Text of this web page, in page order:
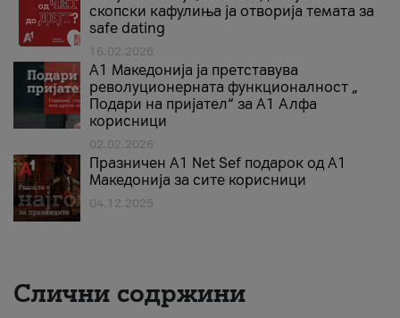
скопски кафулиња ја отворија темата за
safe dating
16.02.2026
А1 Македонија ја претставува
револуционерната функционалност „
Подари на пријател“ за А1 Алфа
корисници
02.02.2026
Празничен A1 Net Sеf подарок од А1
Македонија за сите корисници
04.12.2025
Слични содржини